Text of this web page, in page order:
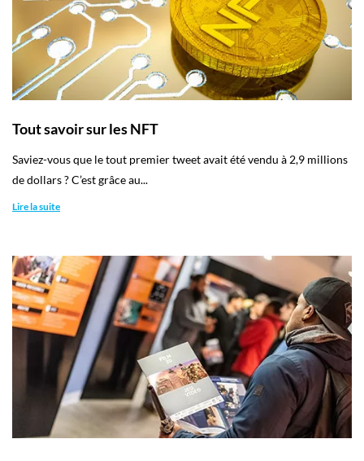
Tout savoir sur les NFT
Saviez-vous que le tout premier tweet avait été vendu à 2,9 millions
de dollars ? C’est grâce au...
Lire la suite